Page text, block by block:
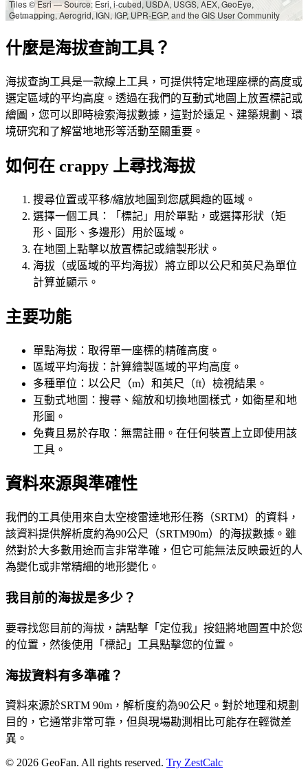
緯度: 40.1956°
經度:29.0601°
公尺: 156
英尺: 512
−
Tiles © Esri — Source: Esri, i-cubed, USDA, USGS, AEX, GeoEye,
Getmapping, Aerogrid, IGN, IGP, UPR-EGP, and the GIS User Community
什麼是海拔查詢工具？
海拔查詢工具是一款線上工具，可提供特定地理座標的高度或
選定區域的平均高度。透過在我們的互動式地圖上放置標記或
繪圖，您可以即時檢索海拔數據，這對於遠足、建築規劃、環
境研究和了解當地地形等活動至關重要。
如何在 crappy 上尋找海拔
搜尋位置或平移/縮放地圖到您感興趣的區域。
選擇一個工具：「標記」用於單點，或選擇形狀（矩
形、圓形、多邊形）用於區域。
在地圖上點擊以放置標記或繪製形狀。
海拔（或區域的平均海拔）將立即以公尺和英尺為單位
計算並顯示。
主要功能
單點海拔：取得單一座標的精確高度。
區域平均海拔：計算繪製區域的平均高度。
多種單位：以公尺（m）和英尺（ft）檢視結果。
互動式地圖：搜尋、縮放和切換地圖樣式，如衛星和地
形圖。
免費且易於存取：無需註冊。在任何裝置上立即使用該
工具。
資料來源與準確性
我們的工具使用來自太空梭雷達地形任務（SRTM）的資料，
該資料提供解析度約為90公尺（SRTM90m）的海拔數據。雖
然對於大多數用途而言非常準確，但它可能無法反映最近的人
為變化或非常精細的地形變化。
我目前的海拔是多少？
要尋找您目前的海拔，請點擊「定位我」按鈕將地圖置中於您
的位置，然後使用「標記」工具點擊您的位置。
海拔資料有多準確？
資料來源於SRTM 90m，解析度約為90公尺。對於地理和規劃
目的，它通常非常可靠，但與現場勘測相比可能存在輕微差
異。
© 2026 GeoFan. All rights reserved. Try ZestCalc